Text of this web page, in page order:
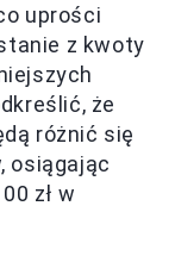
uprości
z kwoty
że
różnić się
osiągając
zł w